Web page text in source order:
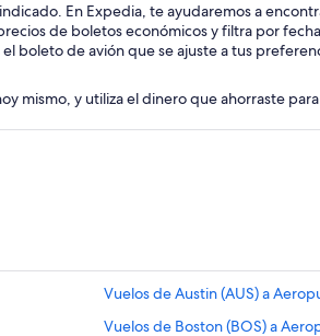
En Expedia, te ayudaremos a
de boletos económicos y filtra por
boleto de avión que se ajuste a tus
mismo, y utiliza el dinero que ahorraste
Vuelos de Austin (AUS) a
Vuelos de Boston (BOS) a